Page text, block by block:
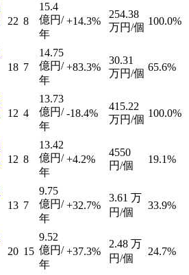
22 8
15.4
億円/
年
+14.3%
254.38
万円/個
100.0%
18 7
14.75
億円/
年
+83.3%
30.31
万円/個
65.6%
12 4
13.73
億円/
年
-18.4%
415.22
万円/個
100.0%
12 8
13.42
億円/
年
+4.2%
4550
円/個
19.1%
13 7
9.75
億円/
年
+32.7%
3.61 万
円/個
33.9%
20 15
9.52
億円/
年
+37.3%
2.48 万
円/個
24.7%